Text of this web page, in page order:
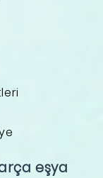
eşya